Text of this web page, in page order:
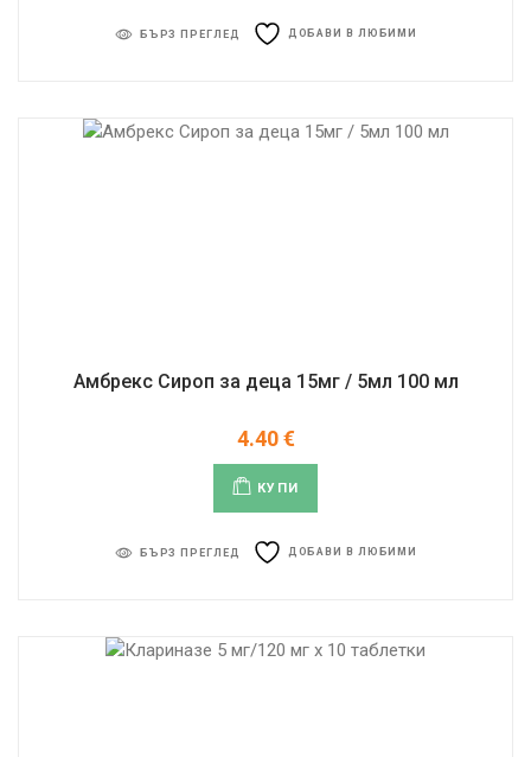
БЪРЗ ПРЕГЛЕД ДОБАВИ В ЛЮБИМИ
Амбрекс Сироп за деца 15мг / 5мл 100 мл
4.40€
КУПИ
БЪРЗ ПРЕГЛЕД ДОБАВИ В ЛЮБИМИ